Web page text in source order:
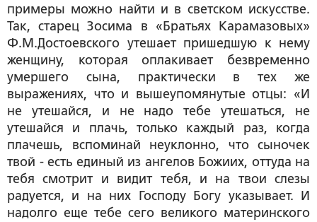
примеры можно найти и в светском искусстве.
Так, старец Зосима в «Братьях Карамазовых»
Ф.М.Достоевского утешает пришедшую к нему
женщину, которая оплакивает безвременно
умершего сына, практически в тех же
выражениях, что и вышеупомянутые отцы: «И
не утешайся, и не надо тебе утешаться, не
утешайся и плачь, только каждый раз, когда
плачешь, вспоминай неуклонно, что сыночек
твой - есть единый из ангелов Божиих, оттуда на
тебя смотрит и видит тебя, и на твои слезы
радуется, и на них Господу Богу указывает. И
надолго еще тебе сего великого материнского